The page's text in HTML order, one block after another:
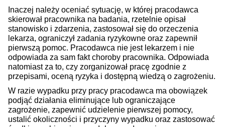
Inaczej należy oceniać sytuację, w której pracodawca
skierował pracownika na badania, rzetelnie opisał
stanowisko i zdarzenia, zastosował się do orzeczenia
lekarza, ograniczył zadania ryzykowne oraz zapewnił
pierwszą pomoc. Pracodawca nie jest lekarzem i nie
odpowiada za sam fakt choroby pracownika. Odpowiada
natomiast za to, czy zorganizował pracę zgodnie z
przepisami, oceną ryzyka i dostępną wiedzą o zagrożeniu.
W razie wypadku przy pracy pracodawca ma obowiązek
podjąć działania eliminujące lub ograniczające
zagrożenie, zapewnić udzielenie pierwszej pomocy,
ustalić okoliczności i przyczyny wypadku oraz zastosować